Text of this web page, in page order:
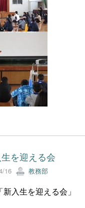
を迎える会
16 教務部
入生を迎える会」